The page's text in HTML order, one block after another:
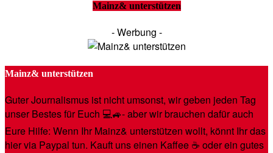
Mainz& unterstützen
- Werbung -
Mainz& unterstützen
Guter Journalismus ist nicht umsonst, wir geben jeden Tag
unser Bestes für Euch 💻🚙- aber wir brauchen dafür auch
Eure Hilfe: Wenn Ihr Mainz& unterstützen wollt, könnt Ihr das
hier via Paypal tun. Kauft uns einen Kaffee ☕️ oder ein gutes